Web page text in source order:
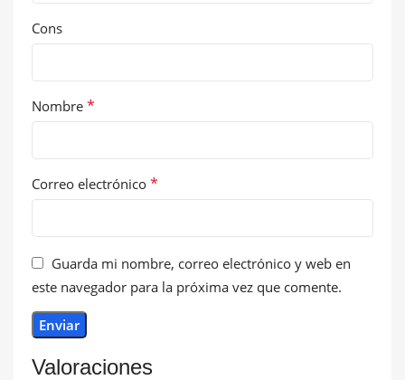
Valoraciones
Cons
Nombre *
Correo electrónico *
Guarda mi nombre, correo electrónico y web en
este navegador para la próxima vez que comente.